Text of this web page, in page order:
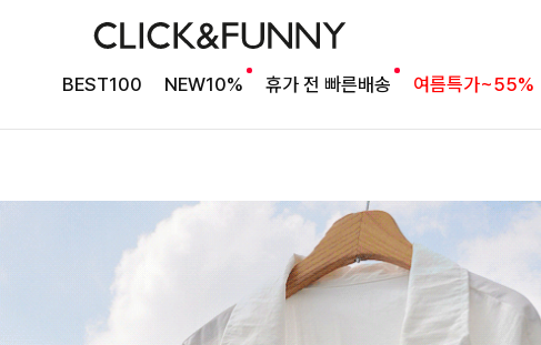
BEST100 NEW10% 휴가 전 빠른배송 여름특가~55%